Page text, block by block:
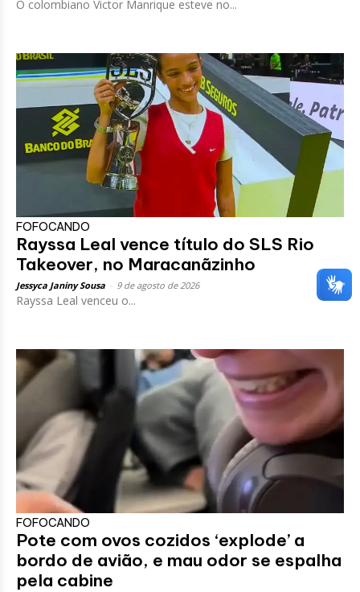
O colombiano Victor Manrique esteve no...
FOFOCANDO
Rayssa Leal vence título do SLS Rio
Takeover, no Maracanãzinho
Jessyca Janiny Sousa 9 de agosto de 2026
Rayssa Leal venceu o...
FOFOCANDO
Pote com ovos cozidos ‘explode’ a
bordo de avião, e mau odor se espalha
pela cabine